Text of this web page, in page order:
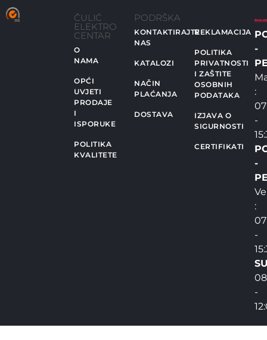
ČULIĆ
ELEKTRO
CENTAR
O
NAMA
OPĆI
UVJETI
PRODAJE
I
ISPORUKE
POLITIKA
KVALITETE
PODRŠKA
KONTAKTIRAJTE
NAS
KATALOZI
NAČIN
PLAĆANJA
DOSTAVA
REKLAMACIJA
POLITIKA
PRIVATNOSTI
I ZAŠTITE
OSOBNIH
PODATAKA
IZJAVA O
SIGURNOSTI
CERTIFIKATI
-
:
-
-
:
-
-